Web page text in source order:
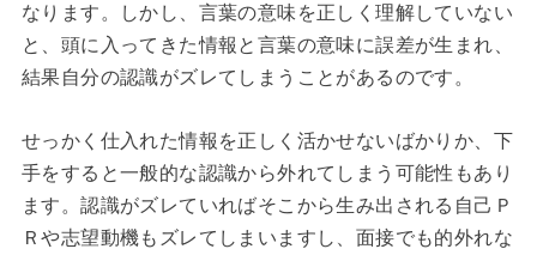
なります。しかし、言葉の意味を正しく理解していない
と、頭に入ってきた情報と言葉の意味に誤差が生まれ、
結果自分の認識がズレてしまうことがあるのです。
せっかく仕入れた情報を正しく活かせないばかりか、下
手をすると一般的な認識から外れてしまう可能性もあり
ます。認識がズレていればそこから生み出される自己Ｐ
Ｒや志望動機もズレてしまいますし、面接でも的外れな